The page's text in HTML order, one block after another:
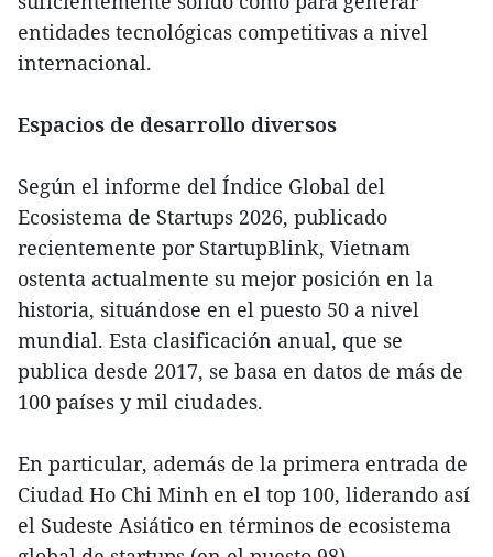
entidades tecnológicas competitivas a nivel
internacional.
Espacios de desarrollo diversos
Según el informe del Índice Global del
Ecosistema de Startups 2026, publicado
recientemente por StartupBlink, Vietnam
ostenta actualmente su mejor posición en la
historia, situándose en el puesto 50 a nivel
mundial. Esta clasificación anual, que se
publica desde 2017, se basa en datos de más de
100 países y mil ciudades.
En particular, además de la primera entrada de
Ciudad Ho Chi Minh en el top 100, liderando así
el Sudeste Asiático en términos de ecosistema